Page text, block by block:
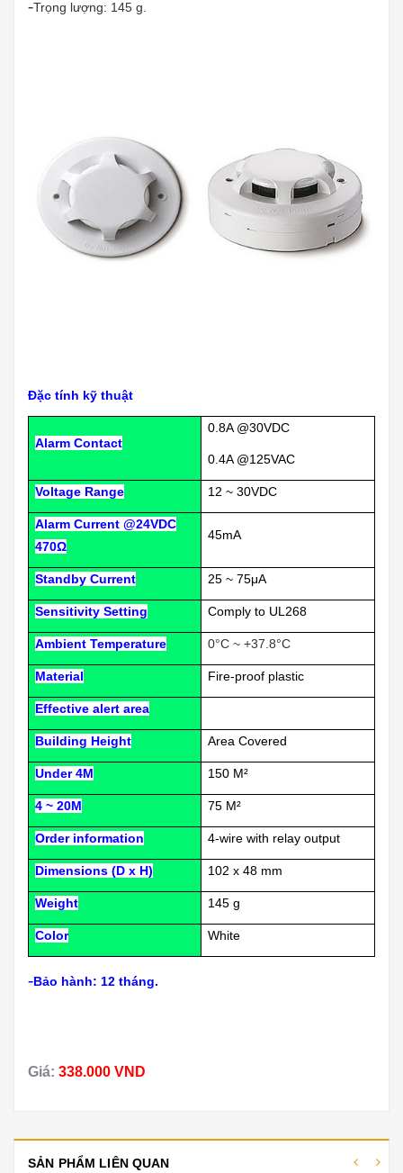
-Trọng lượng: 145 g.
Đặc tính kỹ thuật
Alarm Contact
0.8A @30VDC
0.4A @125VAC
Voltage Range 12 ~ 30VDC
Alarm Current @24VDC
470Ω
45mA
Standby Current 25 ~ 75μA
Sensitivity Setting Comply to UL268
Ambient Temperature 0°C ~ +37.8°C
Material Fire-proof plastic
Effective alert area
Building Height Area Covered
Under 4M 150 M²
4 ~ 20M 75 M²
Order information 4-wire with relay output
Dimensions (D x H) 102 x 48 mm
Weight 145 g
Color White
-Bảo hành: 12 tháng.
Giá: 338.000 VND
SẢN PHẨM LIÊN QUAN